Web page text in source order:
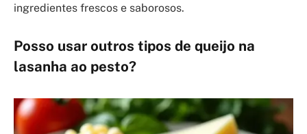
ingredientes frescos e saborosos.
Posso usar outros tipos de queijo na
lasanha ao pesto?